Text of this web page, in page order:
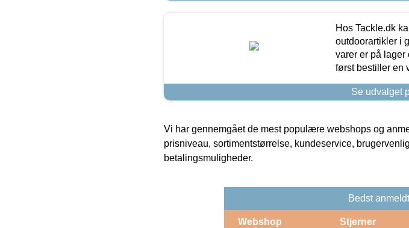
Hos Tackle.dk
outdoorartikler i
varer er på lager
først bestiller en
Se udvalget
Vi har gennemgået de mest populære webshops og
prisniveau, sortimentstørrelse, kundeservice,
betalingsmuligheder.
Bedst
Webshop Stjerner